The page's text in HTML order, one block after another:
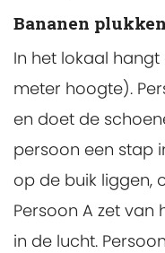
Bananen plukken
In het lokaal
meter hoogte).
en doet de
persoon een stap
op de buik liggen,
Persoon A zet
in de lucht.